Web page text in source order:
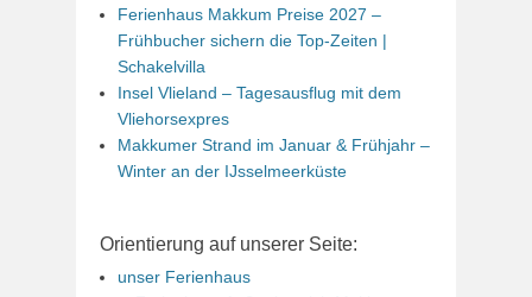
Ferienhaus Makkum Preise 2027 –
Frühbucher sichern die Top-Zeiten |
Schakelvilla
Insel Vlieland – Tagesausflug mit dem
Vliehorsexpres
Makkumer Strand im Januar & Frühjahr –
Winter an der IJsselmeerküste
Orientierung auf unserer Seite:
unser Ferienhaus